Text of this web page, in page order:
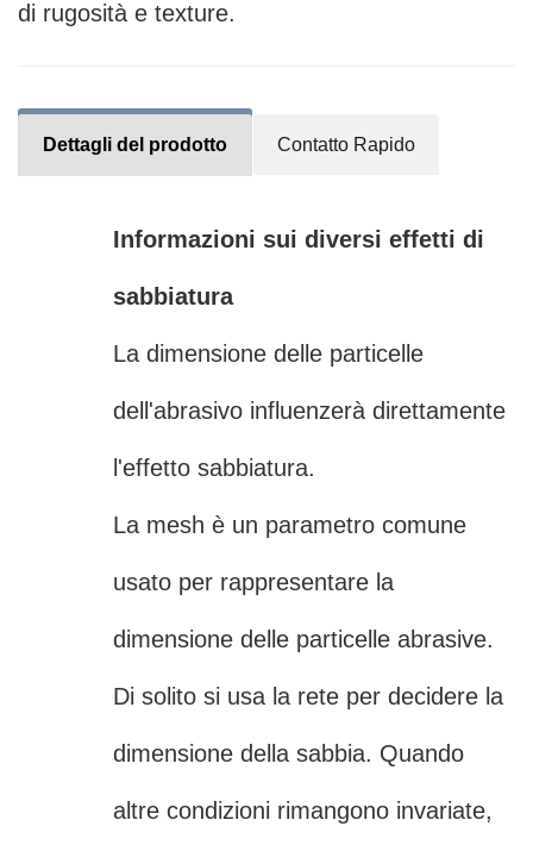
di rugosità e texture.
Dettagli del prodotto Contatto Rapido
Informazioni sui diversi effetti di
sabbiatura
La dimensione delle particelle
dell'abrasivo influenzerà direttamente
l'effetto sabbiatura.
La mesh è un parametro comune
usato per rappresentare la
dimensione delle particelle abrasive.
Di solito si usa la rete per decidere la
dimensione della sabbia. Quando
altre condizioni rimangono invariate,